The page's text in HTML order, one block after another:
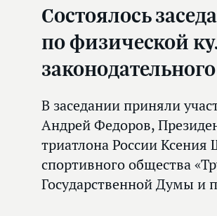
Состоялось
по физической
В заседании приняли
Андрей Федоров,
триатлона России Ксения
спортивного общества
Государственной Думы и